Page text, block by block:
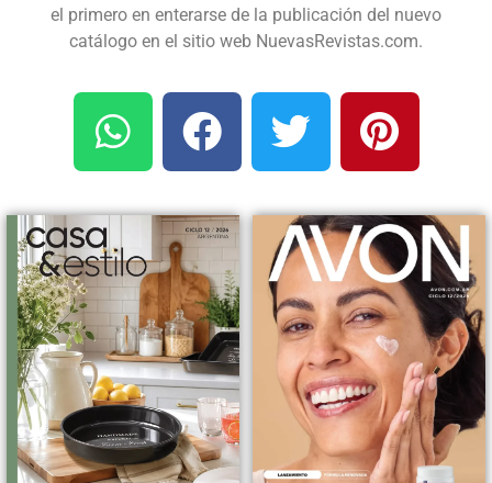
el primero en enterarse de la publicación del nuevo
catálogo en el sitio web NuevasRevistas.com.